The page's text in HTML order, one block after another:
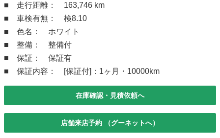
■ 走行距離： 163,746 km
■ 車検有無： 検8.10
■ 色名： ホワイト
■ 整備： 整備付
■ 保証： 保証有
■ 保証内容： [保証付]：1ヶ月・10000km
在庫確認・見積依頼へ
店舗来店予約 （グーネットへ）